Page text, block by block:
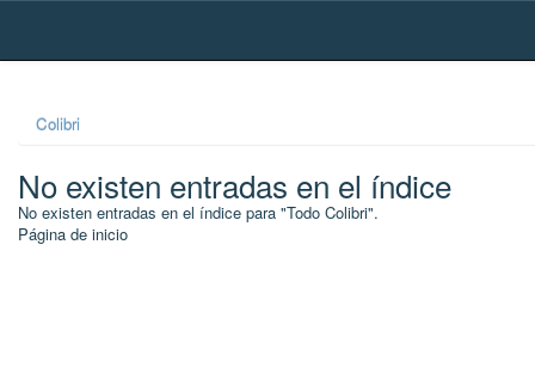
Skip
Colibri
No existen entradas en el índice
No existen entradas en el índice para "Todo Colibri".
Página de inicio